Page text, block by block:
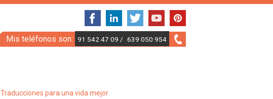
Mis teléfonos son: 91 542 47 09 / 639 050 954
Traducciones para una vida mejor